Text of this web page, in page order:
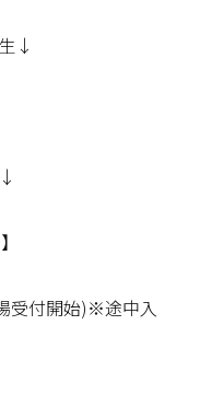
↓
受付開始)※途中入